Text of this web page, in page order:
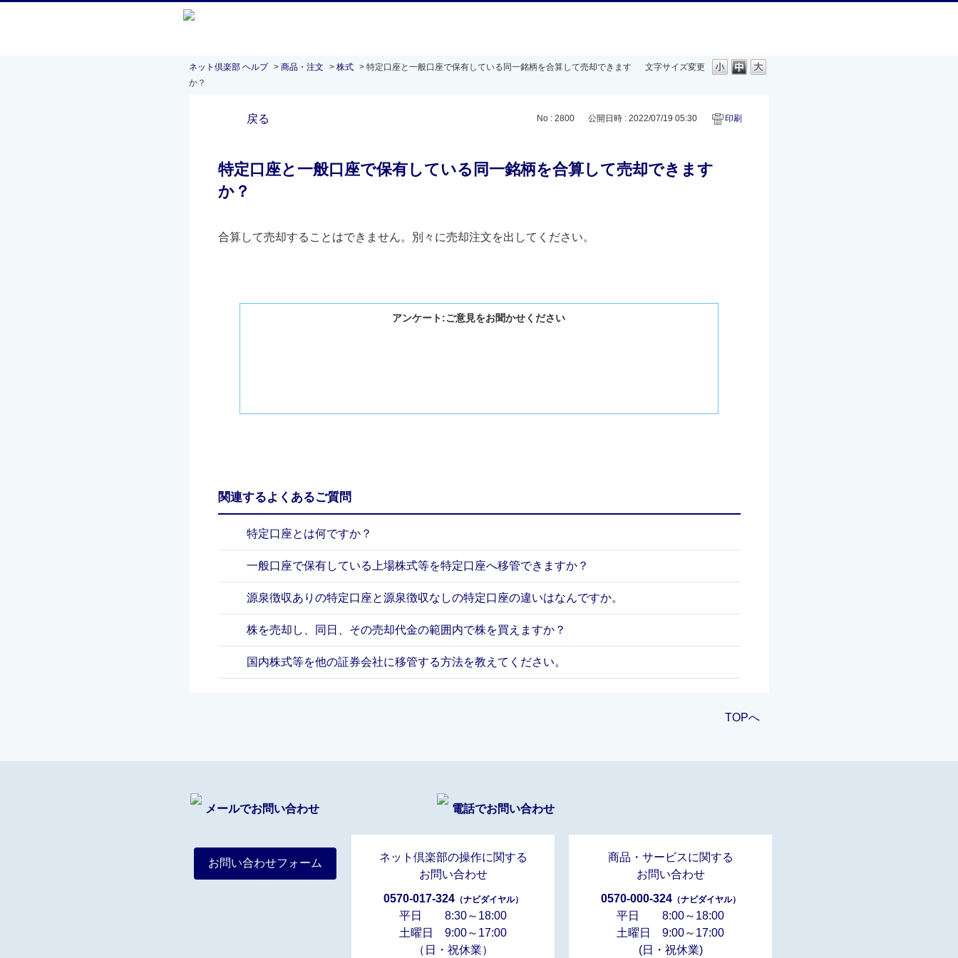
文字サイズ変更
ネット倶楽部 ヘルプ > 商品・注文 > 株式 > 特定口座と一般口座で保有している同一銘柄を合算して売却できます
か？
戻る No : 2800 公開日時 : 2022/07/19 05:30 印刷
特定口座と一般口座で保有している同一銘柄を合算して売却できます
か？
合算して売却することはできません。別々に売却注文を出してください。
アンケート:ご意見をお聞かせください
関連するよくあるご質問
特定口座とは何ですか？
一般口座で保有している上場株式等を特定口座へ移管できますか？
源泉徴収ありの特定口座と源泉徴収なしの特定口座の違いはなんですか。
株を売却し、同日、その売却代金の範囲内で株を買えますか？
国内株式等を他の証券会社に移管する方法を教えてください。
TOPへ
メールでお問い合わせ
お問い合わせフォーム
電話でお問い合わせ
ネット倶楽部の操作に関する
お問い合わせ
0570-017-324（ナビダイヤル）
平日 8:30～18:00
土曜日 9:00～17:00
（日・祝休業）
商品・サービスに関する
お問い合わせ
0570-000-324（ナビダイヤル）
平日 8:00～18:00
土曜日 9:00～17:00
(日・祝休業)